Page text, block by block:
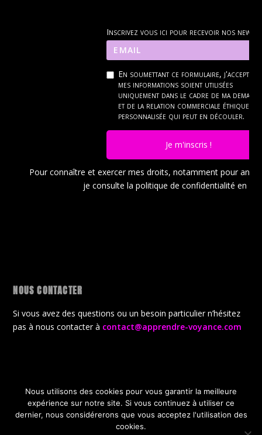
Inscrivez vous ici pour recevoir nos news
En soumettant ce formulaire, j'accepte
mes informations soient utilisées
uniquement dans le cadre de ma
et de la relation commerciale éthique et
personnalisée qui peut en découler.
Je m'inscris !
Pour connaître et exercer mes droits, notamment pour
je consulte la politique de confidentialité en
NOUS CONTACTER
Si vous avez des questions ou un besoin particulier n’hésitez
pas à nous contacter à contact@apprendre-voyance.com
Conçu parElegant Themes| Propulsé par WordPress
CGV
Politique de confidentialité
Politique de gestion des cookies
Nous utilisons des cookies pour vous garantir la meilleure
expérience sur notre site. Si vous continuez à utiliser ce
dernier, nous considérerons que vous acceptez l'utilisation des
cookies.